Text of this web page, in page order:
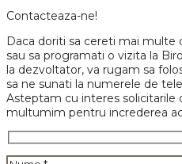
Contacteaza-ne!
Daca doriti sa cereti mai multe
sau sa programati o vizita la
la dezvoltator, va rugam sa
sa ne sunati la numerele de
Asteptam cu interes solicitarile
multumim pentru increderea